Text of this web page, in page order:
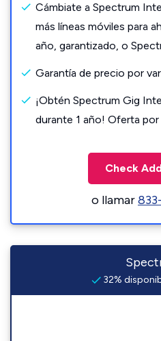
Cámbiate a Spectrum
más líneas móviles para
año, garantizado, o
Garantía de precio por
¡Obtén Spectrum Gig
durante 1 año! Oferta
Check
o llamar
32%